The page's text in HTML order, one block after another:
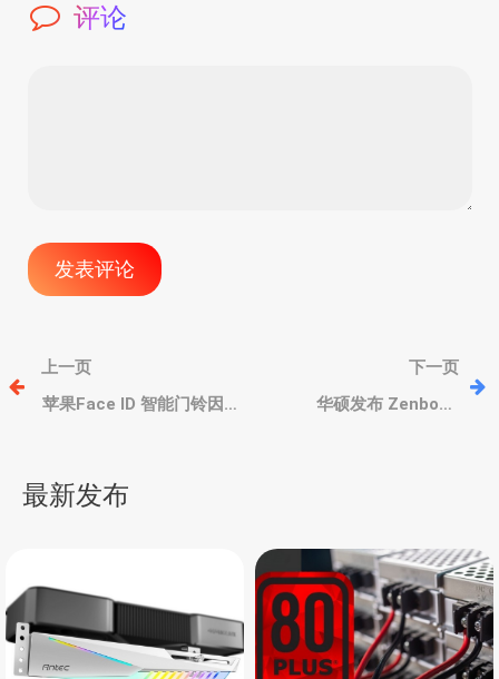
评论
文
章
航
上一页
苹果Face ID 智能门铃因
下一页
华硕发布 Zenbook
最新发布